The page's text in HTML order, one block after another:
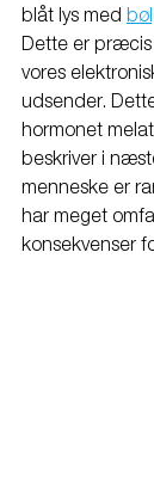
blåt lys med
Dette er
vores
udsender.
hormonet
beskriver i
menneske er
har meget
konsekvenser